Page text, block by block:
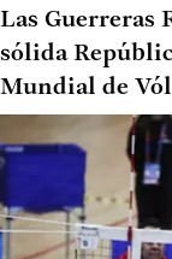
Las Guerreras
sólida
Mundial de